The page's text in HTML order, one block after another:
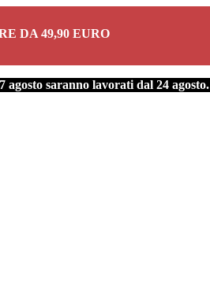
DA 49,90 EURO
saranno lavorati dal 24 agosto.